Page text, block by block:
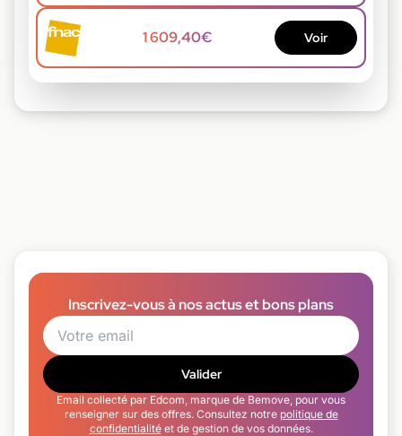
1 609,40€ Voir
Inscrivez-vous à nos actus et bons plans
Valider
Email collecté par Edcom, marque de Bemove, pour vous
renseigner sur des offres. Consultez notre politique de
confidentialitéet de gestion de vos données.